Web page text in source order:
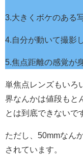
3.大きくボケのある
4.自分が動いて撮影
5.焦点距離の感覚が
単焦点レンズもいろ
界なんかは値段もと
とは到底できないで
ただし、50mmなん
されています。